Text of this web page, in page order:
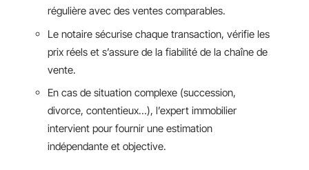
régulière avec des ventes comparables.
Le notaire sécurise chaque transaction, vérifie les
prix réels et s’assure de la fiabilité de la chaîne de
vente.
En cas de situation complexe (succession,
divorce, contentieux…), l’expert immobilier
intervient pour fournir une estimation
indépendante et objective.